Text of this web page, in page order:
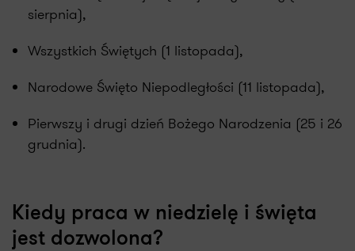
sierpnia),
Wszystkich Świętych (1 listopada),
Narodowe Święto Niepodległości (11 listopada),
Pierwszy i drugi dzień Bożego Narodzenia (25 i 26
grudnia).
Kiedy praca w niedzielę i święta
jest dozwolona?